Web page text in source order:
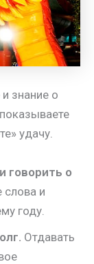
знание о
удачу.
говорить о
и
году.
Отдавать